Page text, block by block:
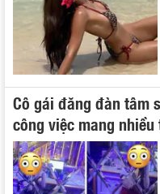
Cô gái đăng đàn tâm
công việc mang